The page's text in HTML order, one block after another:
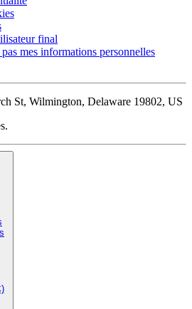
final
mes informations personnelles
St, Wilmington, Delaware 19802, US